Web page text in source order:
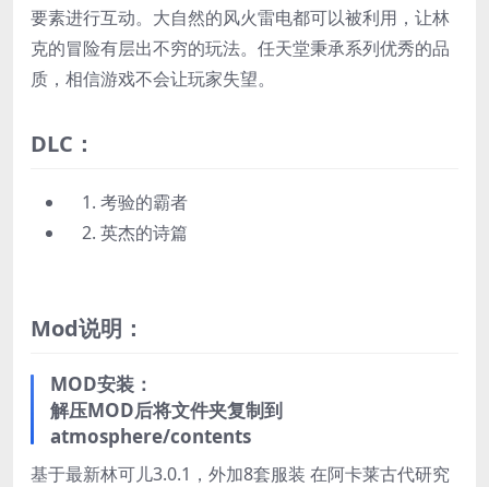
要素进行互动。大自然的风火雷电都可以被利用，让林
克的冒险有层出不穷的玩法。任天堂秉承系列优秀的品
质，相信游戏不会让玩家失望。
DLC：
考验的霸者
英杰的诗篇
Mod说明：
MOD安装：
解压MOD后将文件夹复制到
atmosphere/contents
基于最新林可儿3.0.1，外加8套服装 在阿卡莱古代研究